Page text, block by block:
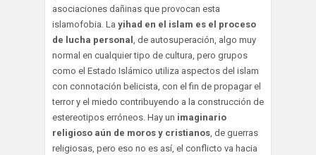
asociaciones dañinas que provocan esta
islamofobia. La yihad en el islam es el proceso
de lucha personal
, de autosuperación, algo muy
normal en cualquier tipo de cultura, pero grupos
como el Estado Islámico utiliza aspectos del islam
con connotación belicista, con el fin de propagar el
terror y el miedo contribuyendo a la construcción de
estereotipos erróneos. Hay un imaginario
religioso aún de moros y cristianos , de guerras
religiosas, pero eso no es así, el conflicto va hacia